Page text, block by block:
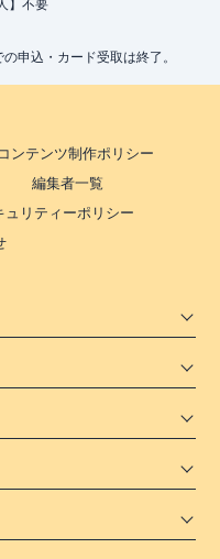
】不要
申込・カード受取は終了。
コンテンツ制作ポリシー
編集者一覧
ュリティーポリシー